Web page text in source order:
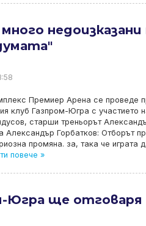
Премиер Арена се проведе
клуб Газпром-Югра с участието
старши треньорът
Горбатков: Отборът
промяна. за, така че играта
повече »
Югра ще отговаря